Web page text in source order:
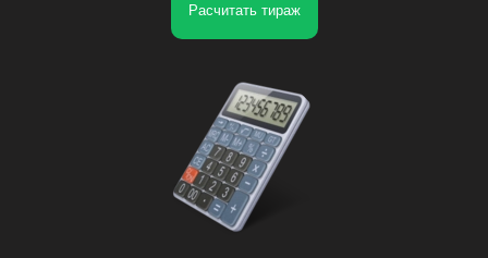
Расчитать тираж